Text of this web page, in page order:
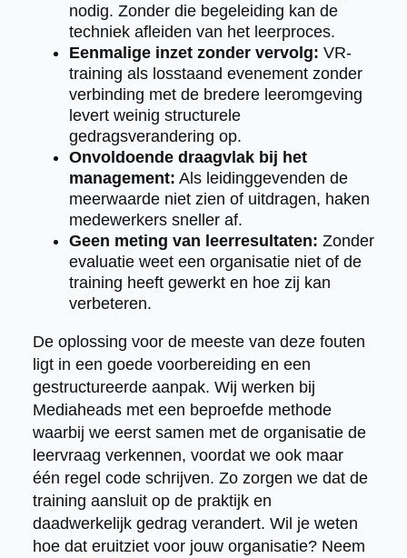
nodig. Zonder die begeleiding kan de
techniek afleiden van het leerproces.
Eenmalige inzet zonder vervolg: VR-
training als losstaand evenement zonder
verbinding met de bredere leeromgeving
levert weinig structurele
gedragsverandering op.
Onvoldoende draagvlak bij het
management: Als leidinggevenden de
meerwaarde niet zien of uitdragen, haken
medewerkers sneller af.
Geen meting van leerresultaten: Zonder
evaluatie weet een organisatie niet of de
training heeft gewerkt en hoe zij kan
verbeteren.
De oplossing voor de meeste van deze fouten
ligt in een goede voorbereiding en een
gestructureerde aanpak. Wij werken bij
Mediaheads met een beproefde methode
waarbij we eerst samen met de organisatie de
leervraag verkennen, voordat we ook maar
één regel code schrijven. Zo zorgen we dat de
training aansluit op de praktijk en
daadwerkelijk gedrag verandert. Wil je weten
hoe dat eruitziet voor jouw organisatie? Neem